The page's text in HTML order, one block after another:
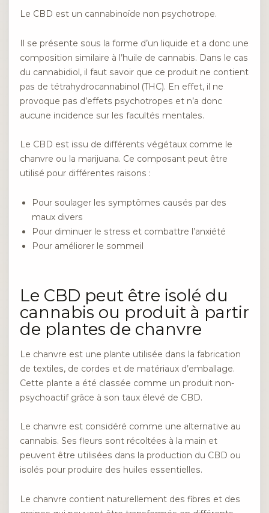
Le CBD est un cannabinoïde non psychotrope.
Il se présente sous la forme d’un liquide et a donc une
composition similaire à l’huile de cannabis. Dans le cas
du cannabidiol, il faut savoir que ce produit ne contient
pas de tétrahydrocannabinol (THC). En effet, il ne
provoque pas d’effets psychotropes et n’a donc
aucune incidence sur les facultés mentales.
Le CBD est issu de différents végétaux comme le
chanvre ou la marijuana. Ce composant peut être
utilisé pour différentes raisons :
Pour soulager les symptômes causés par des
maux divers
Pour diminuer le stress et combattre l’anxiété
Pour améliorer le sommeil
Le CBD peut être isolé du
cannabis ou produit à partir
de plantes de chanvre
Le chanvre est une plante utilisée dans la fabrication
de textiles, de cordes et de matériaux d’emballage.
Cette plante a été classée comme un produit non-
psychoactif grâce à son taux élevé de CBD.
Le chanvre est considéré comme une alternative au
cannabis. Ses fleurs sont récoltées à la main et
peuvent être utilisées dans la production du CBD ou
isolés pour produire des huiles essentielles.
Le chanvre contient naturellement des fibres et des